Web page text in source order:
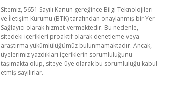
Sitemiz, 5651 Sayılı Kanun gereğince Bilgi Teknolojileri
ve İletişim Kurumu (BTK) tarafından onaylanmış bir Yer
Sağlayıcı olarak hizmet vermektedir. Bu nedenle,
sitedeki içerikleri proaktif olarak denetleme veya
araştırma yükümlülüğümüz bulunmamaktadır. Ancak,
üyelerimiz yazdıkları içeriklerin sorumluluğunu
taşımakta olup, siteye üye olarak bu sorumluluğu kabul
etmiş sayılırlar.